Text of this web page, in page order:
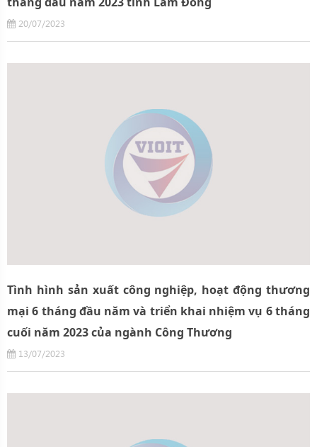
20/07/2023
Tình hình sản xuất công nghiệp, hoạt động thương
mại 6 tháng đầu năm và triển khai nhiệm vụ 6 tháng
cuối năm 2023 của ngành Công Thương
13/07/2023